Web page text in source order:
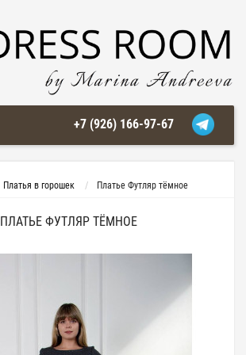
+7 (926) 166-97-67
Платья в горошек Платье Футляр тёмное
ПЛАТЬЕ ФУТЛЯР ТЁМНОЕ